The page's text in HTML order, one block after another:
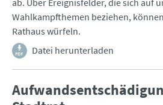
ab. Über Ereignisfelder, die sich auf
Wahlkampfthemen beziehen,
Rathaus würfeln.
Datei herunterladen